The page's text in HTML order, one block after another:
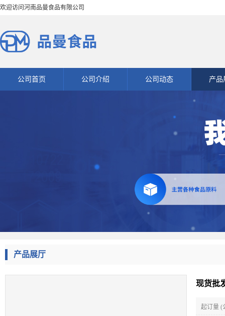
欢迎访问河南品曼食品有限公司
公司首页 公司介绍 公司动态 产品
产品展厅
现货批
起订量 (